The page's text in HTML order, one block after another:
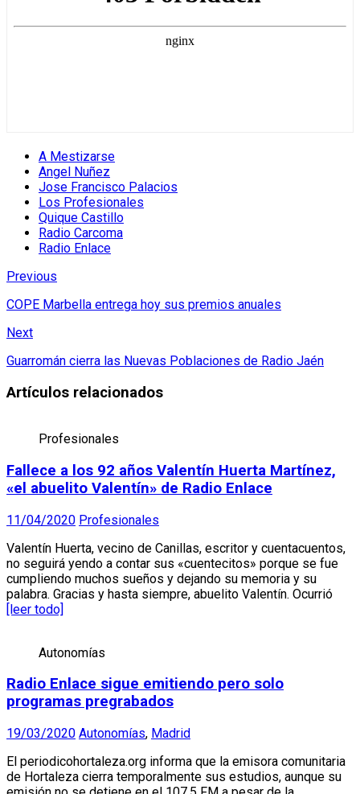
A Mestizarse
Angel Nuñez
Jose Francisco Palacios
Los Profesionales
Quique Castillo
Radio Carcoma
Radio Enlace
Previous
COPE Marbella entrega hoy sus premios anuales
Next
Guarromán cierra las Nuevas Poblaciones de Radio Jaén
Artículos relacionados
Profesionales
Fallece a los 92 años Valentín Huerta Martínez,
«el abuelito Valentín» de Radio Enlace
11/04/2020 Profesionales
Valentín Huerta, vecino de Canillas, escritor y cuentacuentos,
no seguirá yendo a contar sus «cuentecitos» porque se fue
cumpliendo muchos sueños y dejando su memoria y su
palabra. Gracias y hasta siempre, abuelito Valentín. Ocurrió
[leer todo]
Autonomías
Radio Enlace sigue emitiendo pero solo
programas pregrabados
19/03/2020 Autonomías, Madrid
El periodicohortaleza.org informa que la emisora comunitaria
de Hortaleza cierra temporalmente sus estudios, aunque su